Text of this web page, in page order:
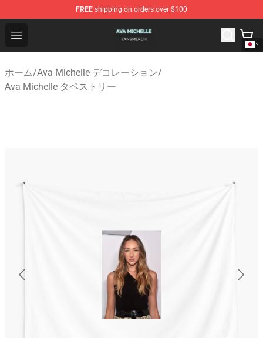
FREE shipping on orders over $100
Open menu
Ava Michelle Shop - Official Ava Michelle Merchandise
ホーム/Ava Michelle デコレーション/
Ava Michelle タペストリー